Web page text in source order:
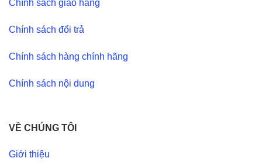
Chính sách giao hàng
Chính sách đổi trả
Chính sách hàng chính hãng
Chính sách nội dung
VỀ CHÚNG TÔI
Giới thiệu